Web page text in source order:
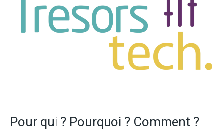
Pour qui ? Pourquoi ? Comment ?